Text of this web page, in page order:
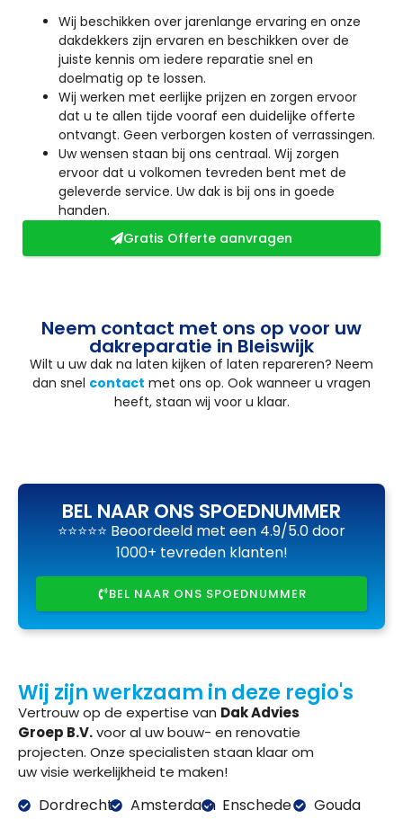
Wij beschikken over jarenlange ervaring en onze
dakdekkers zijn ervaren en beschikken over de
juiste kennis om iedere reparatie snel en
doelmatig op te lossen.
Wij werken met eerlijke prijzen en zorgen ervoor
dat u te allen tijde vooraf een duidelijke offerte
ontvangt. Geen verborgen kosten of verrassingen.
Uw wensen staan bij ons centraal. Wij zorgen
ervoor dat u volkomen tevreden bent met de
geleverde service. Uw dak is bij ons in goede
handen.
Gratis Offerte aanvragen
Neem contact met ons op voor uw
dakreparatie in Bleiswijk
Wilt u uw dak na laten kijken of laten repareren? Neem
dan snel contact met ons op. Ook wanneer u vragen
heeft, staan wij voor u klaar.
BEL NAAR ONS SPOEDNUMMER
⭐⭐⭐⭐⭐ Beoordeeld met een 4.9/5.0 door
1000+ tevreden klanten!
BEL NAAR ONS SPOEDNUMMER
Wij zijn werkzaam in deze regio's
Vertrouw op de expertise van Dak Advies
Groep B.V.voor al uw bouw- en renovatie
projecten. Onze specialisten staan klaar om
uw visie werkelijkheid te maken!
Dordrecht
Amsterdam Enschede
Gouda